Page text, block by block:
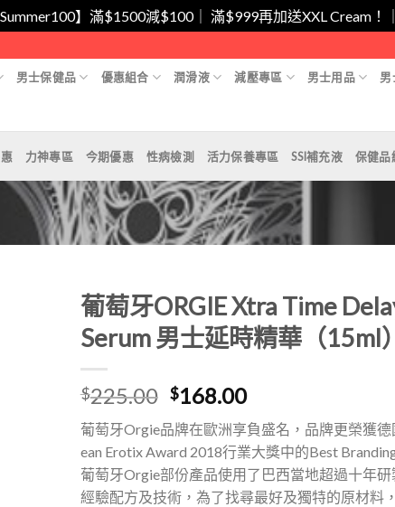
】滿$1500減$100｜ 滿$999再加送XXL Cream！
男士保健品 優惠組合 潤滑液 減壓專區 男士用品 男
力神專區 今期優惠 性病檢測 活力保養專區 SSI補充液 保健品
葡萄牙ORGIE Xtra Time
Serum 男士延時精華（15ml）
$225.00 原
始
價
格：
$225.00。
$168.00目
前
價
格：
$168.00。
葡萄牙Orgie品牌在歐洲享負盛名，品牌更榮獲德
ean Erotix Award 2018行業大獎中的Best
葡萄牙Orgie部份產品使用了巴西當地超過十年研
經驗配方及技術，為了找尋最好及獨特的原材料